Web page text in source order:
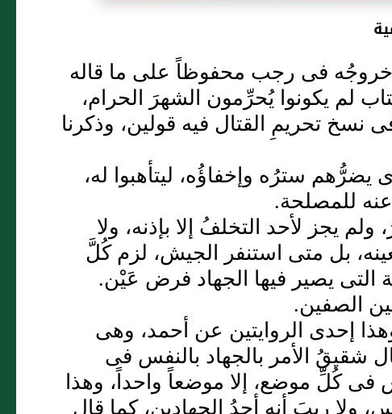
خروجُه فى رجب محفوظاً على ما قاله
لم يكونوا يُحرِّمون الشهرَ الحرام،
نسخ تحريمِ القتال فيه قولين، وذكرنا
يضرُّهم سترُه وإخفاؤُه، ليتأهبوا له،
عنه للمصلحة.
يجز لأحد التخلفُ إلا بإذنه، ولا
بل متى استنفر الجيش، لزم كُلَّ
التى يصير فيها الجهاد فرض عَيْن.
الصفين.
إحدى الروايتين عن أحمد، وهى
شقيقُ الأمر بالجهاد بالنفس فى
فى كُلِّ موضع، إلا موضعاً واحداً، وهذا
ولا ريبَ أنه أحدُ الجهادين، كما قال